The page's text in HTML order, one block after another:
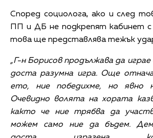
Според социолога, ако и след
ПП и ДБ не подкрепят кабинет с
това ще представлява тежък
„Г-н Борисов продължава да
доста разумна игра. Още
ето, ние победихме, но явно
Очевидно волята на хората
както че ние трябва да
можем само ние да бъдем.